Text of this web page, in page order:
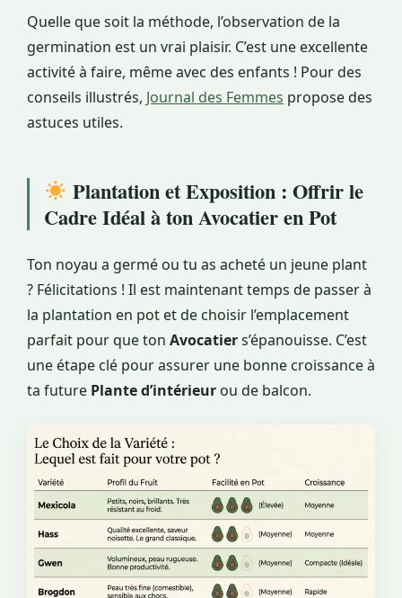
Quelle que soit la méthode, l’observation de la
germination est un vrai plaisir. C’est une excellente
activité à faire, même avec des enfants ! Pour des
conseils illustrés, Journal des Femmes propose des
astuces utiles.
Plantation et Exposition : Offrir le
Cadre Idéal à ton Avocatier en Pot
Ton noyau a germé ou tu as acheté un jeune plant
? Félicitations ! Il est maintenant temps de passer à
la plantation en pot et de choisir l’emplacement
parfait pour que ton Avocatiers’épanouisse. C’est
une étape clé pour assurer une bonne croissance à
ta future Plante d’intérieur ou de balcon.